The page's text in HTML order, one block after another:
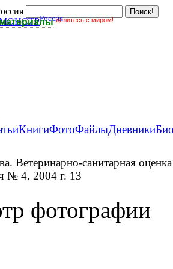
делитесь с миром!
Россия
КнигиФотоФайлыДневники
Ветеринарно-санитарная
№ 4. 2004 г. 13
фотографии